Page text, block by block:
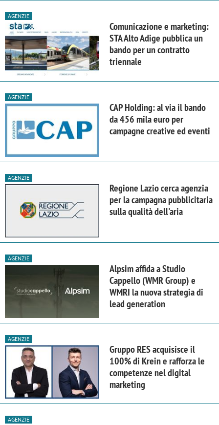
AGENZIE
Comunicazione e marketing:
STA Alto Adige pubblica un
bando per un contratto
triennale
AGENZIE
CAP Holding: al via il bando
da 456 mila euro per
campagne creative ed eventi
AGENZIE
Regione Lazio cerca agenzia
per la campagna pubblicitaria
sulla qualità dell'aria
AGENZIE
Alpsim affida a Studio
Cappello (WMR Group) e
WMRI la nuova strategia di
lead generation
AGENZIE
Gruppo RES acquisisce il
100% di Krein e rafforza le
competenze nel digital
marketing
AGENZIE